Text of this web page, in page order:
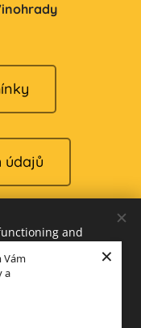
Vám
a
×
údajů
and
the best possible